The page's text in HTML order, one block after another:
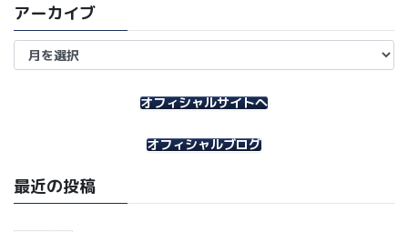
アーカイブ
ア
オフィシャルサイトへ
オフィシャルブログ
最近の投稿